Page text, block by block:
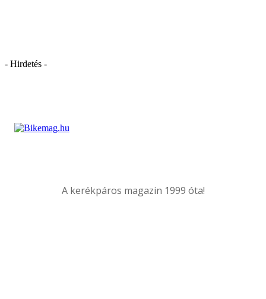
- Hirdetés -
A kerékpáros magazin 1999 óta!